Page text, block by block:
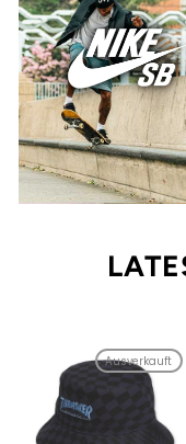
Ausverkauft